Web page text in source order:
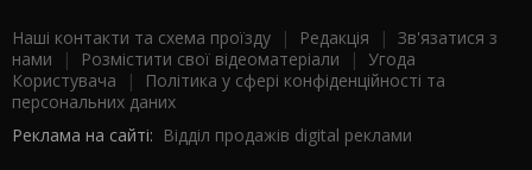
Наші контакти та схема проїзду | Редакція | Зв'язатися з
нами | Розмістити свої відеоматеріали | Угода
Користувача |
Політика у сфері конфіденційності та
персональних даних
Реклама на сайті: Відділ продажів digital реклами